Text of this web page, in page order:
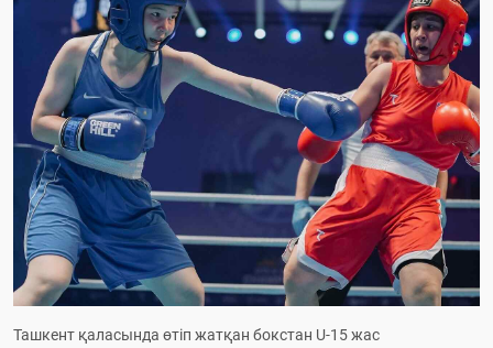
Ташкент қаласында өтіп жатқан бокстан U-15 жас